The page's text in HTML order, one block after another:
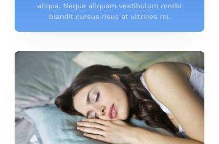
aliqua. Neque aliquam vestibulum morbi
blandit cursus risus at ultrices mi.